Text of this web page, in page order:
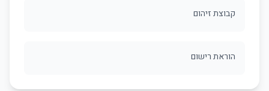
קבוצת זיהום
הוראת רישום